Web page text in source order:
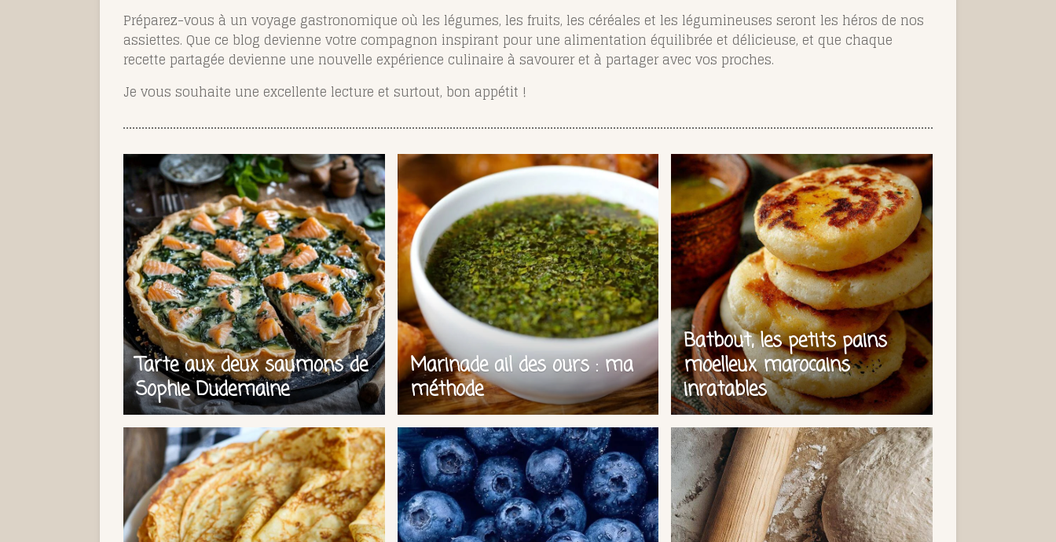
Préparez-vous à un voyage gastronomique où les légumes, les fruits, les céréales et les légumineuses seront les héros de nos
assiettes. Que ce blog devienne votre compagnon inspirant pour une alimentation équilibrée et délicieuse, et que chaque
recette partagée devienne une nouvelle expérience culinaire à savourer et à partager avec vos proches.
Je vous souhaite une excellente lecture et surtout, bon appétit !
Tarte aux deux saumons de
Sophie Dudemaine
Marinade ail des ours : ma
méthode
Batbout, les petits pains
moelleux marocains
inratables